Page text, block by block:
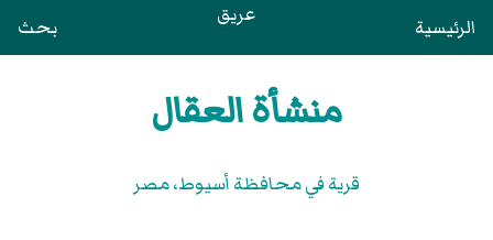
الرئيسية عريق بحث
منشأة العقال
قرية في محافظة أسيوط‏، مصر